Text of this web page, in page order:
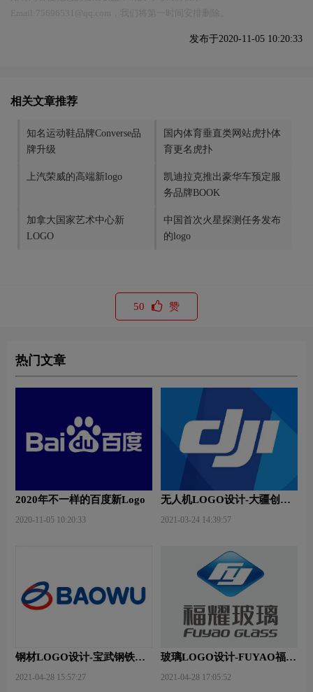
发布于2020-11-05 10:20:33
相关文章推荐
知名运动鞋品牌Converse品
牌升级
国内体育垂直类网站虎扑体
育更名虎扑
上汽荣威的高端新logo
凯迪拉克推出豪华车预定服
务品牌BOOK
加拿大国家艺术中心新
LOGO
中国首次火星探测任务发布
的logo
50 赞
热门文章
2020年不一样的百度新Logo
2020-11-05 10:20:33
无人机LOGO设计-大疆创新
2021-03-24 14:39:57
钢材LOGO设计-宝武钢铁品
2021-04-28 15:57:27
玻璃LOGO设计-FUYAO福耀
2021-04-28 17:05:52